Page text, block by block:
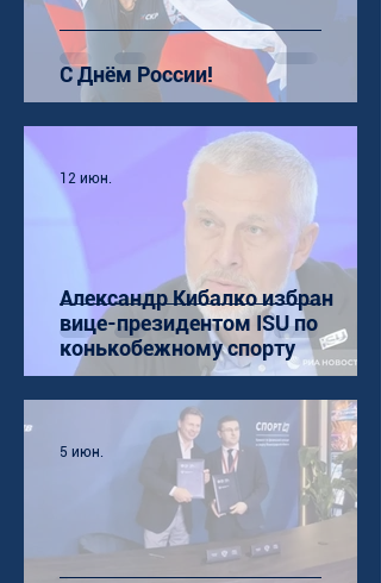
С Днём России!
Александр Кибалко избран
вице-президентом ISU по
конькобежному спорту
12 июн.
5 июн.